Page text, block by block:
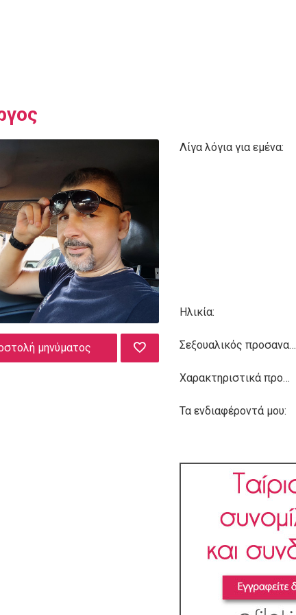
μηνύματος
Λίγα λόγια για εμένα:
Ηλικία:
Σεξουαλικός προσανατολισμός:
Χαρακτηριστικά προσωπικότητας:
Τα ενδιαφέροντά μου: